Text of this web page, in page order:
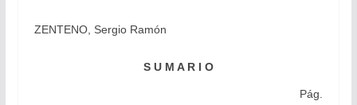
ZENTENO, Sergio Ramón
S U M A R I O
Pág.